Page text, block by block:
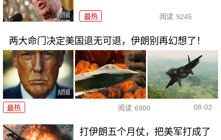
最热 阅读 9245
两大命门决定美国退无可退，伊朗别再幻想了！
最热 阅读 6900 08-02
打伊朗五个月仗，把美军打成了